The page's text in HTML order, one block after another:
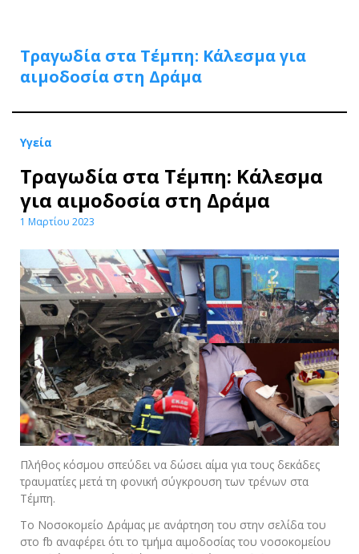
Τραγωδία στα Τέμπη: Κάλεσμα για
αιμοδοσία στη Δράμα
Υγεία
Τραγωδία στα Τέμπη: Κάλεσμα
για αιμοδοσία στη Δράμα
1 Μαρτίου 2023
Πλήθος κόσμου σπεύδει να δώσει αίμα για τους δεκάδες
τραυματίες μετά τη φονική σύγκρουση των τρένων στα
Τέμπη.
Το Νοσοκομείο Δράμας με ανάρτηση του στην σελίδα του
στο fb αναφέρει ότι το τμήμα αιμοδοσίας του νοσοκομείου